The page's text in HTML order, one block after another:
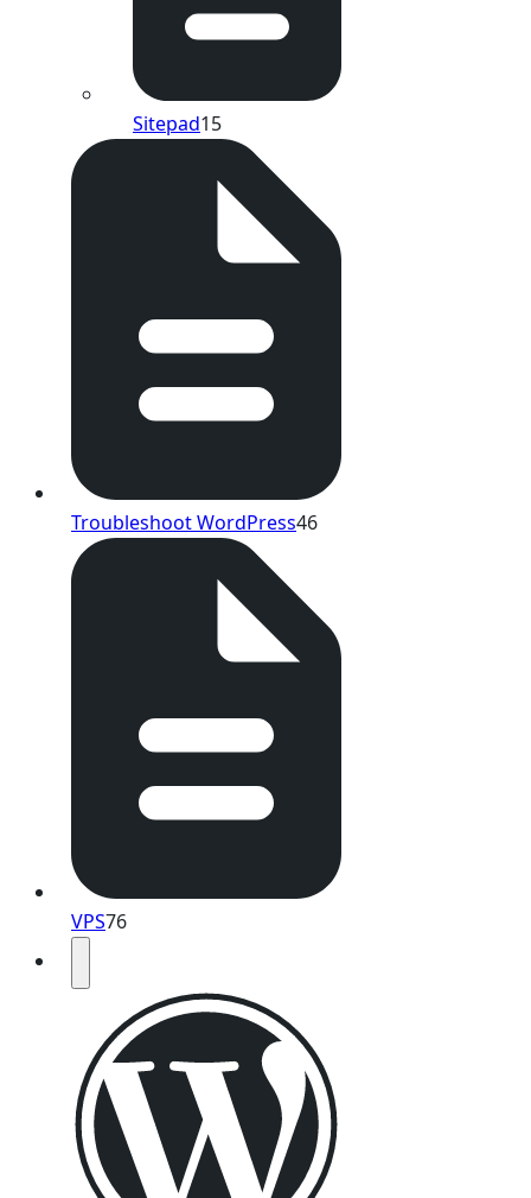
Sitepad15
Troubleshoot WordPress46
VPS76